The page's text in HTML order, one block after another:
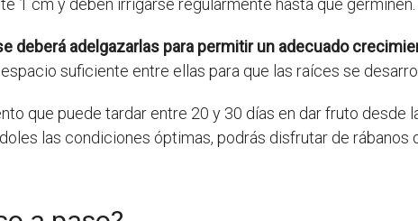
1 cm y deben irrigarse regularmente hasta que germinen.
deberá adelgazarlas para permitir un adecuado
suficiente entre ellas para que las raíces se
que puede tardar entre 20 y 30 días en dar fruto desde
las condiciones óptimas, podrás disfrutar de